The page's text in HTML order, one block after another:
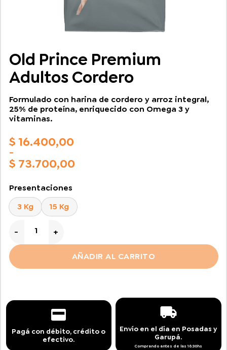
Old Prince Premium
Adultos Cordero
Formulado con harina de cordero y arroz integral,
25% de proteína, enriquecido con Omega 3 y
vitaminas.
$16.400,00
-
$ 73.700,00
de
precios:
desde
$ 16.400,00
$ 73.700,00
Presentaciones
3 Kg
15 Kg
AÑADIR AL CARRITO
Pagá con débito, crédito o
efectivo.
Envío en el día en Posadas y
Garupá.
Comprando antes de las 16:30hs